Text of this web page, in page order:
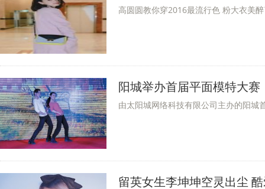
高圆圆教你穿2016最流行色 粉大衣美
阳城举办首届平面模特大赛
由太阳城网络科技有限公司主办的阳城
留英女生李坤坤空灵出尘